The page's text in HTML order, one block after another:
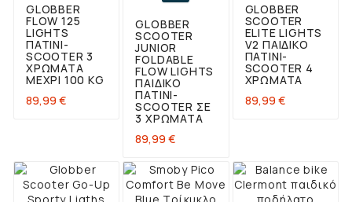
GLOBBER
FLOW 125
LIGHTS
ΠΑΤΊΝΙ-
SCOOTER 3
ΧΡΏΜΑΤΑ
ΜΈΧΡΙ 100 KG
89,99 €
GLOBBER
SCOOTER
JUNIOR
FOLDABLE
FLOW LIGHTS
ΠΑΙΔΙΚΌ
ΠΑΤΊΝΙ-
SCOOTER ΣΕ
3 ΧΡΏΜΑΤΑ
89,99 €
GLOBBER
SCOOTER
ELITE LIGHTS
V2 ΠΑΙΔΙΚΌ
ΠΑΤΊΝΙ-
SCOOTER 4
ΧΡΏΜΑΤΑ
89,99 €